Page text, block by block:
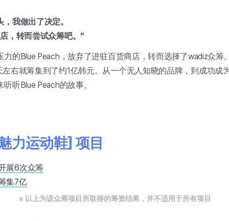
我做出了决定。
，转而尝试众筹吧。”
的Blue Peach，放弃了进驻百货商店，转而选择了wadiz众筹
右就筹集到了约1亿韩元。从一个无人知晓的品牌，到成功成
听Blue Peach的故事。
力运动鞋] 项目
展6次众筹
集7亿
※ 以上为该众筹项目所取得的筹资结果，并不适用于所有项目